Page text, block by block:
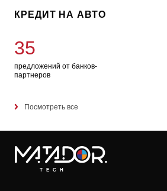
КРЕДИТ НА АВТО
35
предложений от банков-
партнеров
Посмотреть все
TECH